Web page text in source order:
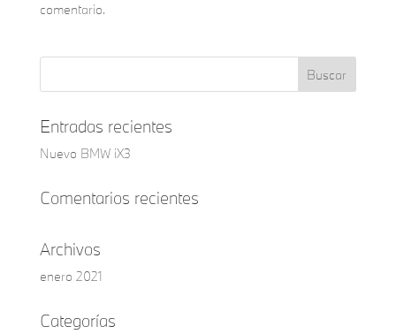
comentario.
Entradas recientes
Nuevo BMW iX3
Comentarios recientes
Archivos
enero 2021
Categorías